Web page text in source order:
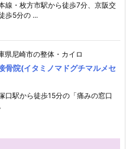
線・枚方市駅から徒歩7分、京阪交
歩5分の ...
県尼崎市の整体・カイロ
骨院(イタミノマドグチマルメセ
口駅から徒歩15分の「痛みの窓口